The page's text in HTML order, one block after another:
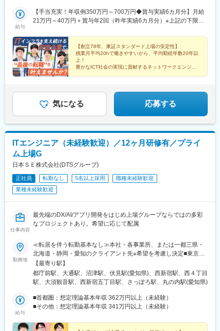
給与
【手当充実！年収例350万円～700万円◆賞与実績6カ月分】月給
21万円～40万円＋賞与年2回（昨年実績6カ月分）※上記の下限額
上、決定いたします※時間外手当は含んでおりません
【創立78年、東証スタンダード上場の安定性】
残業月平均20hで働きやすいから、平均勤続年数20年以
上！
豊かなICT社会の実現に貢献するネットワークエンジニ
気になる 応募する
ITエンジニア（未経験歓迎）／12ヶ月研修有／プライ
ム上場G
日本ＳＥ株式会社(DTSグループ)
正社員 転勤なし 5名以上採用
職種未経験歓迎
業種未経験歓迎
仕事内容
最先端のDX/AI/アプリ開発をはじめ上場グループならではの多彩
なプロジェクトあり。希望に応じて配属
勤務地
≪転居を伴う転勤基本なし≫本社・各事業所、または一都三県・
北海道・静岡・愛知のクライアント先※希望を考慮し決定■東京都
内及び周辺地域（神奈川県・埼玉県・千葉県）■北海道：札幌近郊
■愛知県：名古屋近郊■静岡県：沼津近郊～アクセス～【本社】 JR
各線、小田急線他「新宿」駅西口より徒歩15分東京メトロ丸ノ内
線「都庁前」駅より徒歩7分（A7出口より徒歩1分）【北海道支
店】札幌市営地下鉄南北線、東西線、東豊線「大通駅」より徒歩2
分【沼津営業所】JR東海道本線「沼津駅」より徒歩7分
【最寄り駅】
都庁前駅、大通駅、沼津駅、伏見駅(愛知県)、西新宿駅、西４丁目
駅、大須観音駅、西新宿五丁目駅、さっぽろ駅、丸の内駅(愛知県)
給与
■首都圏：想定理論基本年収 362万円以上（未経験）
■その他：想定理論基本年収 341万円以上（未経験）